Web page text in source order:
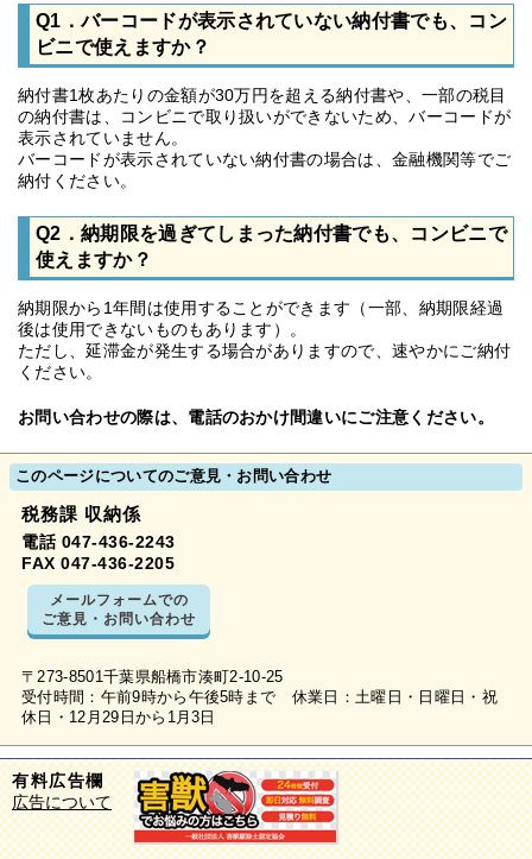
Q1．バーコードが表示されていない納付書でも、コン
ビニで使えますか？
納付書1枚あたりの金額が30万円を超える納付書や、一部の税目
の納付書は、コンビニで取り扱いができないため、バーコードが
表示されていません。
バーコードが表示されていない納付書の場合は、金融機関等でご
納付ください。
Q2．納期限を過ぎてしまった納付書でも、コンビニで
使えますか？
納期限から1年間は使用することができます（一部、納期限経過
後は使用できないものもあります）。
ただし、延滞金が発生する場合がありますので、速やかにご納付
ください。
お問い合わせの際は、電話のおかけ間違いにご注意ください。
このページについてのご意見・お問い合わせ
税務課 収納係
電話 047-436-2243
FAX 047-436-2205
メールフォームでの
ご意見・お問い合わせ
〒273-8501千葉県船橋市湊町2-10-25
受付時間：午前9時から午後5時まで 休業日：土曜日・日曜日・祝
休日・12月29日から1月3日
有料広告欄
広告について